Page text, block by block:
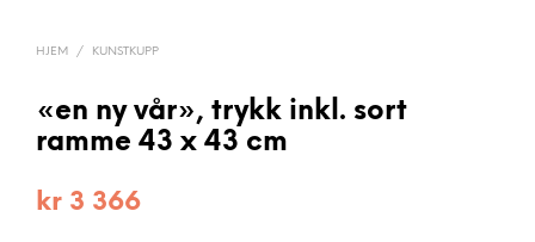
HJEM / KUNSTKUPP
«en ny vår», trykk inkl. sort
ramme 43 x 43 cm
kr 3 366